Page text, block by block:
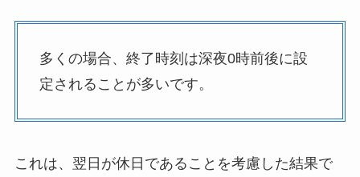
多くの場合、終了時刻は深夜0時前後に設
定されることが多いです。
これは、翌日が休日であることを考慮した結果で